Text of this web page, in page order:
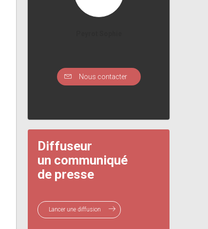
Nous contacter
Diffuseur
un communiqué
de presse
Lancer une diffusion